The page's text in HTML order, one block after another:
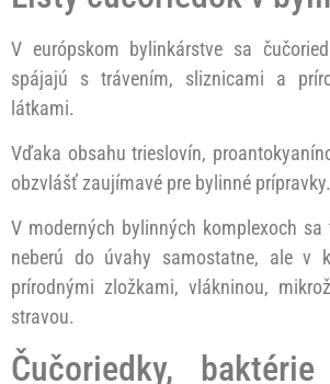
V európskom bylinkárstve sa
spájajú s trávením, sliznicami a
látkami.
Vďaka obsahu trieslovín,
obzvlášť zaujímavé pre bylinné prípravky.
V moderných bylinných komplexoch
neberú do úvahy samostatne, ale v
prírodnými zložkami, vlákninou,
stravou.
Čučoriedky,